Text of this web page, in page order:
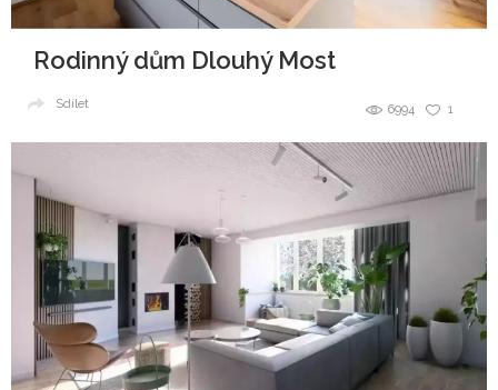
Rodinný dům Dlouhý Most
1
6994
Sdílet